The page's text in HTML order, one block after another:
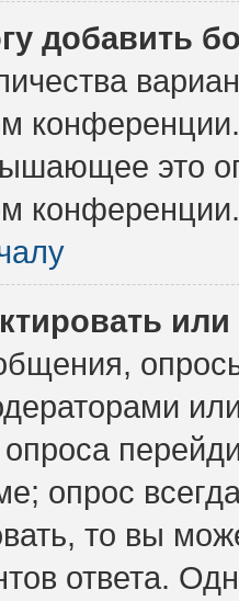
добавить
это
конференции.
опрос
то вы
ответа.